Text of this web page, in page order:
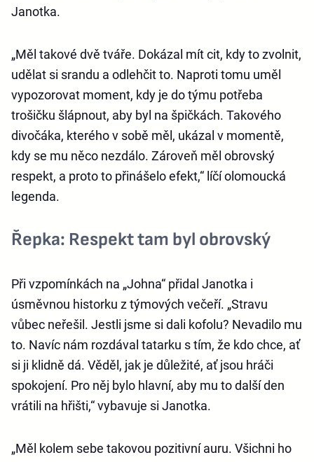
Janotka.
„Měl takové dvě tváře. Dokázal mít cit, kdy to zvolnit,
udělat si srandu a odlehčit to. Naproti tomu uměl
vypozorovat moment, kdy je do týmu potřeba
trošičku šlápnout, aby byl na špičkách. Takového
divočáka, kterého v sobě měl, ukázal v momentě,
kdy se mu něco nezdálo. Zároveň měl obrovský
respekt, a proto to přinášelo efekt,“ líčí olomoucká
legenda.
Řepka: Respekt tam byl obrovský
Při vzpomínkách na „Johna“ přidal Janotka i
úsměvnou historku z týmových večeří. „Stravu
vůbec neřešil. Jestli jsme si dali kofolu? Nevadilo mu
to. Navíc nám rozdával tatarku s tím, že kdo chce, ať
si ji klidně dá. Věděl, jak je důležité, ať jsou hráči
spokojení. Pro něj bylo hlavní, aby mu to další den
vrátili na hřišti,“ vybavuje si Janotka.
„Měl kolem sebe takovou pozitivní auru. Všichni ho